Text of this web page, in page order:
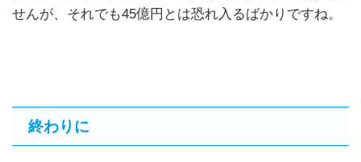
せんが、それでも45億円とは恐れ入るばかりですね。
終わりに